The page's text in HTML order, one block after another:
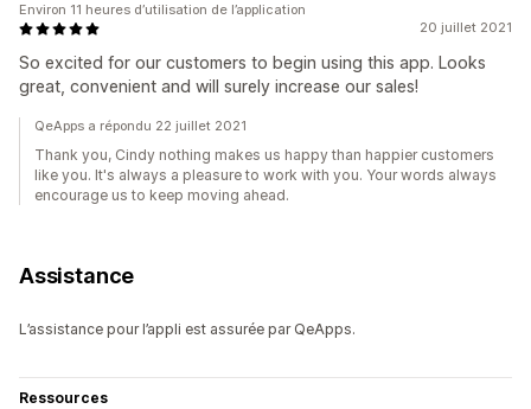
20 juillet 2021
So excited for our customers to begin using this app. Looks
great, convenient and will surely increase our sales!
Environ 11 heures d’utilisation de l’application
QeApps a répondu 22 juillet 2021
Thank you, Cindy nothing makes us happy than happier customers
like you. It's always a pleasure to work with you. Your words always
encourage us to keep moving ahead.
Assistance
L’assistance pour l’appli est assurée par QeApps.
Ressources